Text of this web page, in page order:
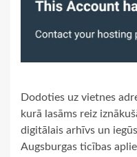
Dodoties uz vietnes
kurā lasāms reiz
digitālais arhīvs un
Augsburgas ticības